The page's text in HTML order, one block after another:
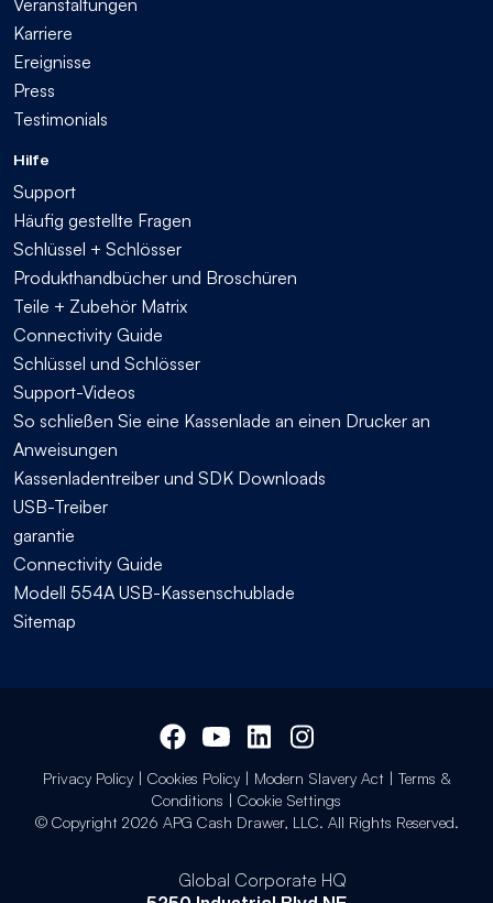
Karriere
Ereignisse
Press
Testimonials
Hilfe
Support
Häufig gestellte Fragen
Schlüssel + Schlösser
Produkthandbücher und Broschüren
Teile + Zubehör Matrix
Connectivity Guide
Schlüssel und Schlösser
Support-Videos
So schließen Sie eine Kassenlade an einen Drucker an
Anweisungen
Kassenladentreiber und SDK Downloads
USB-Treiber
garantie
Connectivity Guide
Modell 554A USB-Kassenschublade
Sitemap
Privacy Policy| Cookies Policy| Modern Slavery Act| Terms &
Conditions | Cookie Settings
© Copyright 2026 APG Cash Drawer, LLC. All Rights Reserved.
Global Corporate HQ